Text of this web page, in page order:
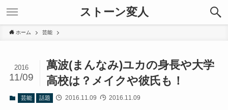
ストーン変人
ホーム 芸能
萬波(まんなみ)ユカの身長や大学
高校は？メイクや彼氏も！
2016
11/09
芸能 話題 2016.11.09 2016.11.09